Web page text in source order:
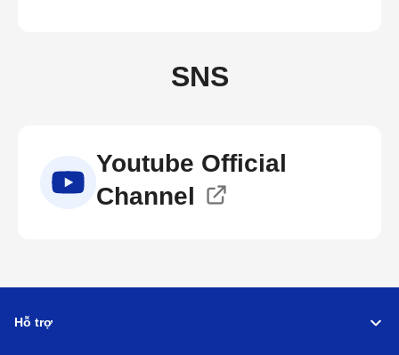
SNS
Youtube Official
Channel
Hỗ trợ